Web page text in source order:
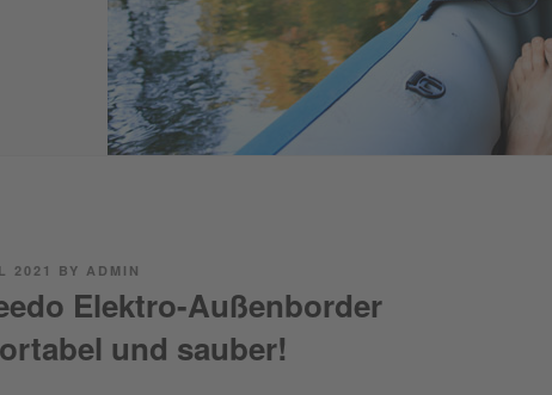
2021 BY ADMIN
Elektro-Außenborder
und sauber!